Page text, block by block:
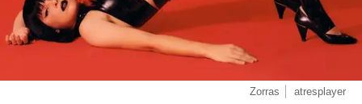
Zorras atresplayer